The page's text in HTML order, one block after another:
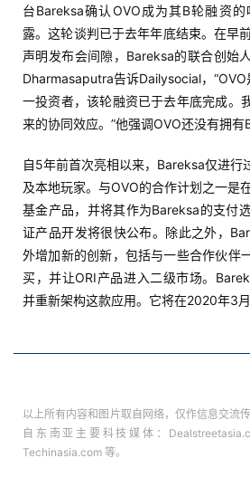
台Bareksa确认OVO成为其B轮融资
露。这轮谈判已于去年年底结束。在早
声明发布会间隙，Bareksa的联合创始
Dharmasaputra告诉Dailysocial，
一投资者，该轮融资已于去年底完成。
来的协同效应。”他强调OVO还没有拥有
自5年前首次亮相以来，Bareksa仅进行
及本地玩家。与OVO的合作计划之一是
基金产品，并将其作为Bareksa的支付
证产品开发将很快公布。除此之外，
外增加新的创新，包括与一些合作伙伴
买，并让ORI产品进入二级市场。
并重新架构这款应用。它将在2020年3月
以上所有内容和图片取自网络，仅作信息交流
自东南亚主要科技媒体：
Techinasia.com 等。